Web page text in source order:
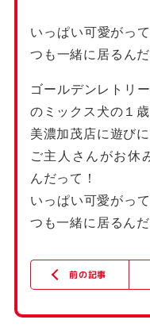
いっぱい可愛がっ
つも一緒に居るん
ゴールデンレトリ
のミックス犬の１歳
美濃加茂店に遊び
ご主人さんがお休
んだって！
いっぱい可愛がっ
つも一緒に居るん
前の記事